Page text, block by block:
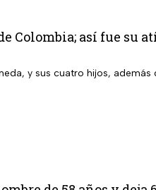
Colombia; así fue su
y sus cuatro hijos,